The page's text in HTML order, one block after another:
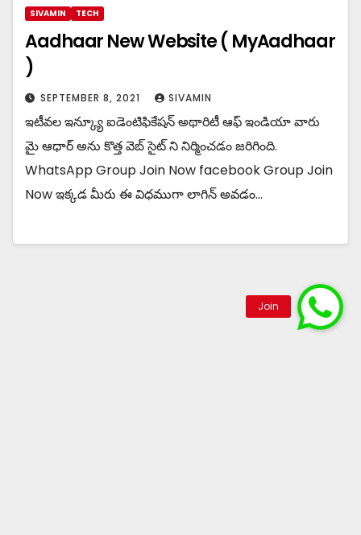
SIVAMIN TECH
Aadhaar New Website ( MyAadhaar
)
SEPTEMBER 8, 2021 SIVAMIN
ఇటీవల ఇన్క్యూ ఐడెంటిఫికేషన్ అథారిటీ ఆఫ్ ఇండియా వారు
మై ఆధార్ అను కొత్త వెబ్ సైట్ ని నిర్మించడం జరిగింది.
WhatsApp Group Join Now facebook Group Join
Now ఇక్కడ మీరు ఈ విధముగా లాగిన్ అవడం…